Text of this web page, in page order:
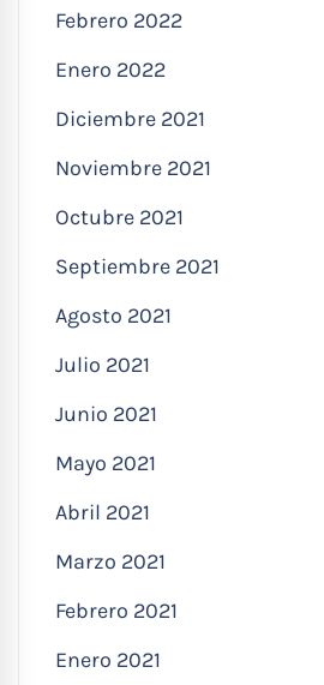
Febrero 2022
Enero 2022
Diciembre 2021
Noviembre 2021
Octubre 2021
Septiembre 2021
Agosto 2021
Julio 2021
Junio 2021
Mayo 2021
Abril 2021
Marzo 2021
Febrero 2021
Enero 2021